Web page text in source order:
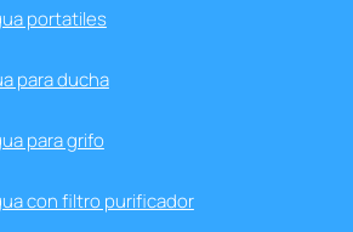
portatiles
para ducha
para grifo
con filtro purificador